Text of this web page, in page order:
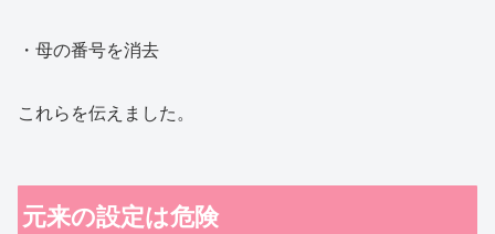
・母の番号を消去
これらを伝えました。
元来の設定は危険